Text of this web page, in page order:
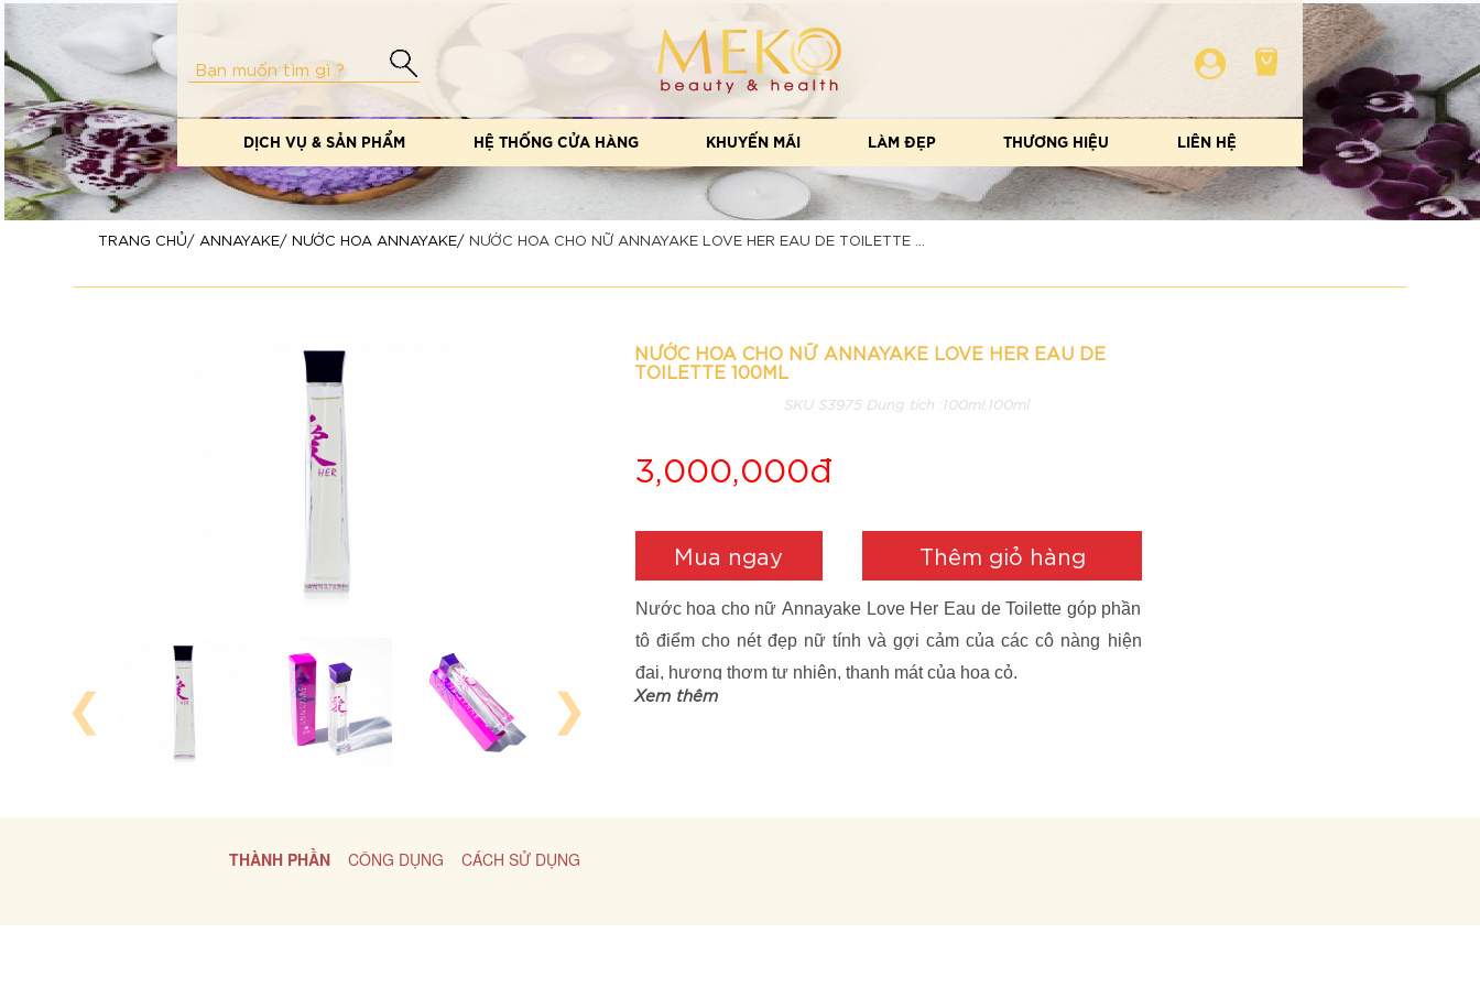
DỊCH VỤ & SẢN PHẨM HỆ THỐNG CỬA HÀNG KHUYẾN MÃI LÀM ĐẸP THƯƠNG HIỆU LIÊN HỆ
TRANG CHỦ ANNAYAKE NƯỚC HOA ANNAYAKE NƯỚC HOA CHO NỮ ANNAYAKE LOVE HER EAU DE TOILETTE ...
❮ ❯
NƯỚC HOA CHO NỮ ANNAYAKE LOVE HER EAU DE
TOILETTE 100ML
SKU S3975 Dung tích :100ml,100ml
3,000,000đ
Mua ngay Thêm giỏ hàng
Nước hoa cho nữ Annayake Love Her Eau de Toilette góp phần
tô điểm cho nét đẹp nữ tính và gợi cảm của các cô nàng hiện
đại, hương thơm tự nhiên, thanh mát của hoa cỏ.
Xem thêm
THÀNH PHẦN CÔNG DỤNG CÁCH SỬ DỤNG